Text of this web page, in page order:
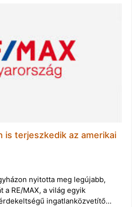
is terjeszkedik az amerikai
nyitotta meg legújabb,
a RE/MAX, a világ egyik
ingatlanközvetítő…